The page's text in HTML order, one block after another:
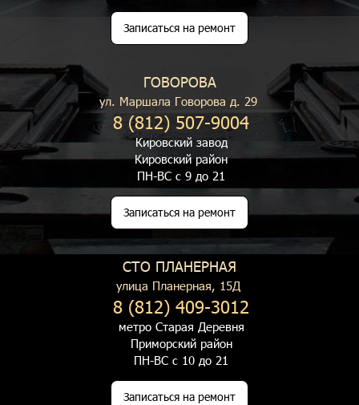
Записаться на ремонт
ГОВОРОВА
ул. Маршала Говорова д. 29
8 (812) 507-9004
Кировский завод
Кировский район
ПН-ВС с 9 до 21
Записаться на ремонт
СТО ПЛАНЕРНАЯ
улица Планерная, 15Д
8 (812) 409-3012
метро Старая Деревня
Приморский район
ПН-ВС с 10 до 21
Записаться на ремонт